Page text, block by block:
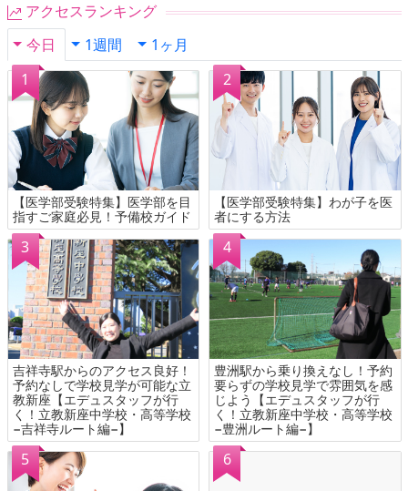
アクセスランキング
今日
1週間 1ヶ月
【医学部受験特集】医学部を目
指すご家庭必見！予備校ガイド
【医学部受験特集】わが子を医
者にする方法
吉祥寺駅からのアクセス良好！
予約なしで学校見学が可能な立
教新座【エデュスタッフが行
く！立教新座中学校・高等学校
−吉祥寺ルート編−】
豊洲駅から乗り換えなし！予約
要らずの学校見学で雰囲気を感
じよう【エデュスタッフが行
く！立教新座中学校・高等学校
−豊洲ルート編−】